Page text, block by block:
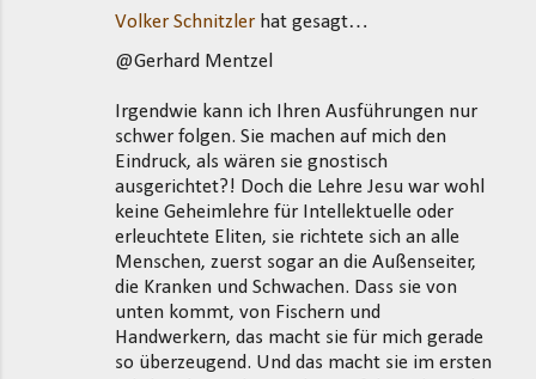
Volker Schnitzler hat gesagt…
@Gerhard Mentzel
Irgendwie kann ich Ihren Ausführungen nur
schwer folgen. Sie machen auf mich den
Eindruck, als wären sie gnostisch
ausgerichtet?! Doch die Lehre Jesu war wohl
keine Geheimlehre für Intellektuelle oder
erleuchtete Eliten, sie richtete sich an alle
Menschen, zuerst sogar an die Außenseiter,
die Kranken und Schwachen. Dass sie von
unten kommt, von Fischern und
Handwerkern, das macht sie für mich gerade
so überzeugend. Und das macht sie im ersten